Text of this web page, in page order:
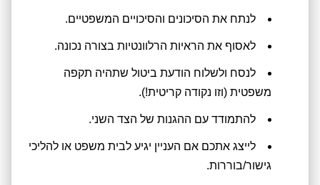
לנתח את הסיכונים והסיכויים המשפטיים.
לאסוף את הראיות הרלוונטיות בצורה נכונה.
לנסח ולשלוח הודעת ביטול שתהיה תקפה
משפטית (וזו נקודה קריטית!).
להתמודד עם ההגנות של הצד השני.
לייצג אתכם אם העניין יגיע לבית משפט או להליכי
גישור/בוררות.